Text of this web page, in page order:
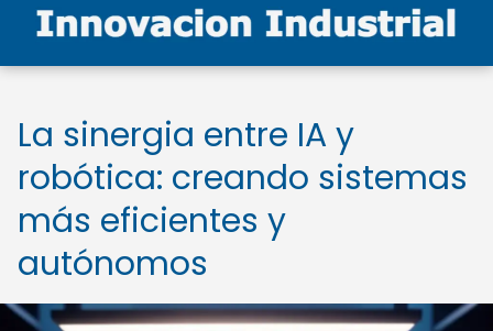
La sinergia entre IA y
robótica: creando sistemas
más eficientes y
autónomos